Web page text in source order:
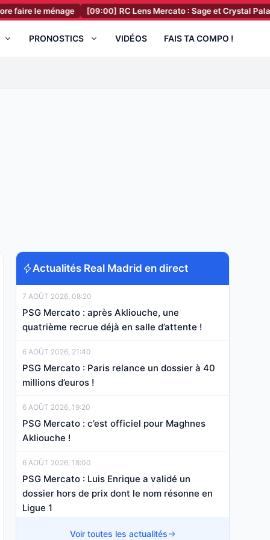
[09:00] RC Lens Mercato : Sage et Crystal Palace ont pris
PRONOSTICS VIDÉOS FAIS TA COMPO !
Actualités Real Madrid en direct
7 AOÛT 2026, 08:20
PSG Mercato : après Akliouche, une
quatrième recrue déjà en salle d’attente !
6 AOÛT 2026, 21:40
PSG Mercato : Paris relance un dossier à 40
millions d’euros !
6 AOÛT 2026, 19:20
PSG Mercato : c’est officiel pour Maghnes
Akliouche !
6 AOÛT 2026, 18:00
PSG Mercato : Luis Enrique a validé un
dossier hors de prix dont le nom résonne en
Ligue 1
6 AOÛT 2026, 11:03Voir toutes les actualités